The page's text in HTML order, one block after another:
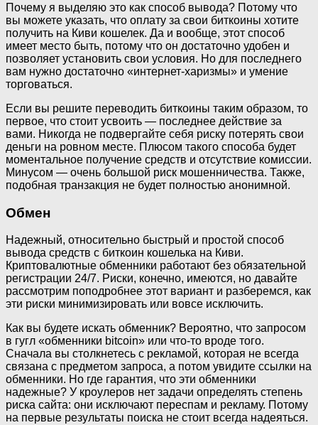
Почему я выделяю это как способ вывода? Потому что
вы можете указать, что оплату за свои биткоины хотите
получить на Киви кошелек. Да и вообще, этот способ
имеет место быть, потому что он достаточно удобен и
позволяет установить свои условия. Но для последнего
вам нужно достаточно «интернет-харизмы» и умение
торговаться.
Если вы решите переводить биткоины таким образом, то
первое, что стоит усвоить — последнее действие за
вами. Никогда не подвергайте себя риску потерять свои
деньги на ровном месте. Плюсом такого способа будет
моментальное получение средств и отсутствие комиссии.
Минусом — очень большой риск мошенничества. Также,
подобная транзакция не будет полностью анонимной.
Обмен
Надежный, относительно быстрый и простой способ
вывода средств с биткоин кошелька на Киви.
Криптовалютные обменники работают без обязательной
регистрации 24/7. Риски, конечно, имеются, но давайте
рассмотрим поподробнее этот вариант и разберемся, как
эти риски минимизировать или вовсе исключить.
Как вы будете искать обменник? Вероятно, что запросом
в гугл «обменники bitcoin» или что-то вроде того.
Сначала вы столкнетесь с рекламой, которая не всегда
связана с предметом запроса, а потом увидите ссылки на
обменники. Но где гарантия, что эти обменники
надежные? У кроулеров нет задачи определять степень
риска сайта: они исключают переспам и рекламу. Потому
на первые результаты поиска не стоит всегда надеяться.